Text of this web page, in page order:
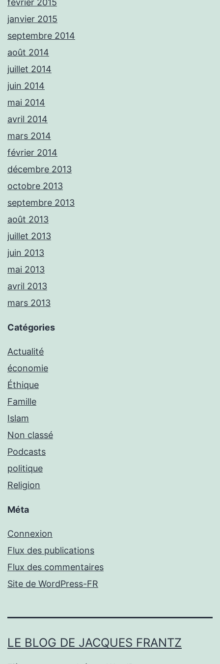
février 2015
janvier 2015
septembre 2014
août 2014
juillet 2014
juin 2014
mai 2014
avril 2014
mars 2014
février 2014
décembre 2013
octobre 2013
septembre 2013
août 2013
juillet 2013
juin 2013
mai 2013
avril 2013
mars 2013
Catégories
Actualité
économie
Éthique
Famille
Islam
Non classé
Podcasts
politique
Religion
Méta
Connexion
Flux des publications
Flux des commentaires
Site de WordPress-FR
LE BLOG DE JACQUES FRANTZ